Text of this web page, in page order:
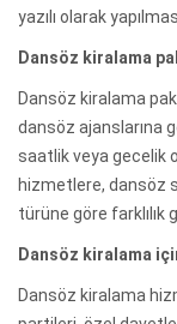
yazılı olarak
Dansöz kiralama
Dansöz kiralama
dansöz ajanslarına
saatlik veya gecelik
hizmetlere, dansöz
türüne göre farklılık
Dansöz kiralama
Dansöz kiralama